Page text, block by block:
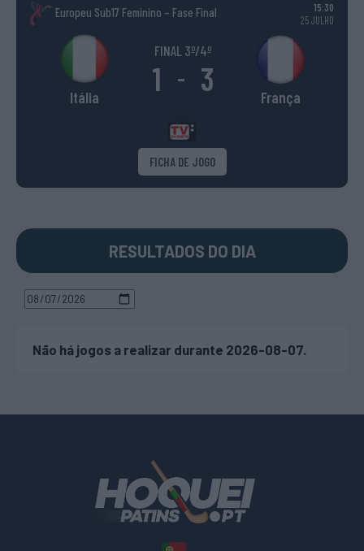
Europeu Sub17 Feminino – Fase Final
15:30
25 JULHO
Itália
FINAL 3º/4º
1 - 3 França
FICHA DE JOGO
RESULTADOS DO DIA
Não há jogos a realizar durante 2026-08-07.